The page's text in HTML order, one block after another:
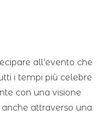
all’evento che
i tempi più celebre
con una visione
attraverso una